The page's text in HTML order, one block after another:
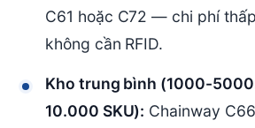
C61 hoặc C72 — chi phí
không cần RFID.
Kho trung bình (1000-
10.000 SKU): Chainway